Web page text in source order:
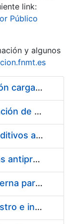
link:
Público
y algunos
Pliego condiciones optimización cargas compras firmado
Acuerdo marco para la fabricación de piezas
Suministro de Protectores Auditivos a medida para las personas trabajadoras de los Centros de Trabajo de Madrid y Burgos
Suministro de gafas graduadas antiproyecciones para los trabajadores de la FNMT-RCM en los centros de trabajo de Madrid y Burgos
Servicios de una empresa externa para el asesoramiento y resolución de los recursos de alzada que se presentan relacionados con procesos de selección para la FNMT-RCM
Acuerdo marco para el suministro e instalación de persianas, estores y otros complementos